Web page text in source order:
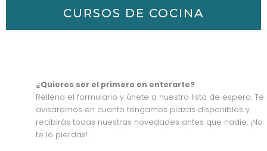
CURSOS DE COCINA
¿Quieres ser el primero en enterarte?
Rellena el formulario y únete a nuestra lista de espera. Te
avisaremos en cuanto tengamos plazas disponibles y
recibirás todas nuestras novedades antes que nadie. ¡No
te lo pierdas!